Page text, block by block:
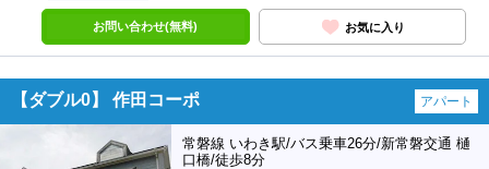
お問い合わせ(無料) お気に入り
【ダブル0】 作田コーポ アパート
常磐線 いわき駅/バス乗車26分/新常磐交通 樋
口橋/徒歩8分